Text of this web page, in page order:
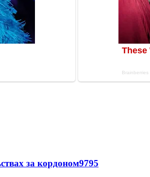
за кордоном9795